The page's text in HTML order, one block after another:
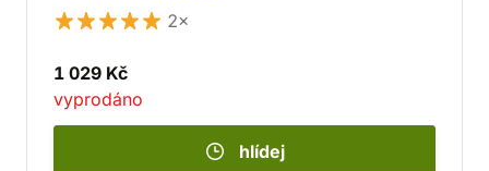
2×
1 029 Kč
vyprodáno
hlídej